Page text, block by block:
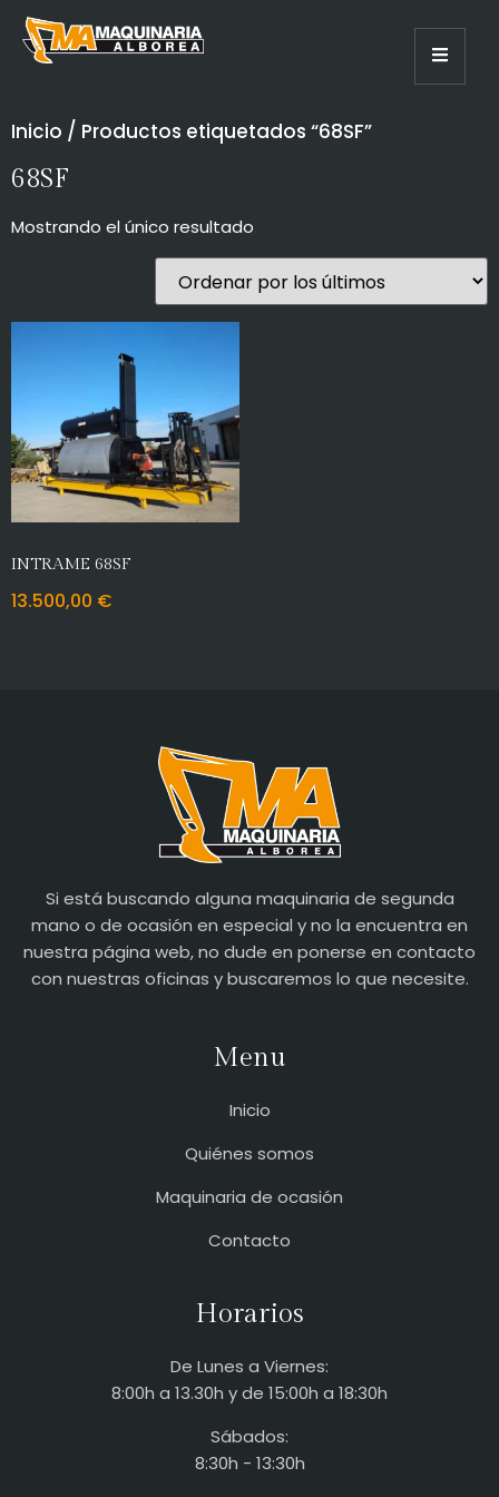
Inicio / Productos etiquetados “68SF”
68SF
Mostrando el único resultado
INTRAME 68SF
13.500,00 €
Si está buscando alguna maquinaria de segunda
mano o de ocasión en especial y no la encuentra en
nuestra página web, no dude en ponerse en contacto
con nuestras oficinas y buscaremos lo que necesite.
Menu
Inicio
Quiénes somos
Maquinaria de ocasión
Contacto
Horarios
De Lunes a Viernes:
8:00h a 13.30h y de 15:00h a 18:30h
Sábados:
8:30h - 13:30h